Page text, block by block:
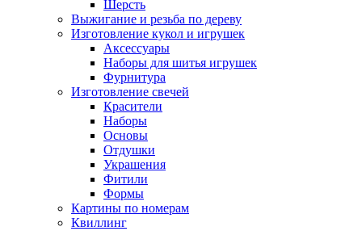
Шерсть
Выжигание и резьба по дереву
Изготовление кукол и игрушек
Аксессуары
Наборы для шитья игрушек
Фурнитура
Изготовление свечей
Красители
Наборы
Основы
Отдушки
Украшения
Фитили
Формы
Картины по номерам
Квиллинг